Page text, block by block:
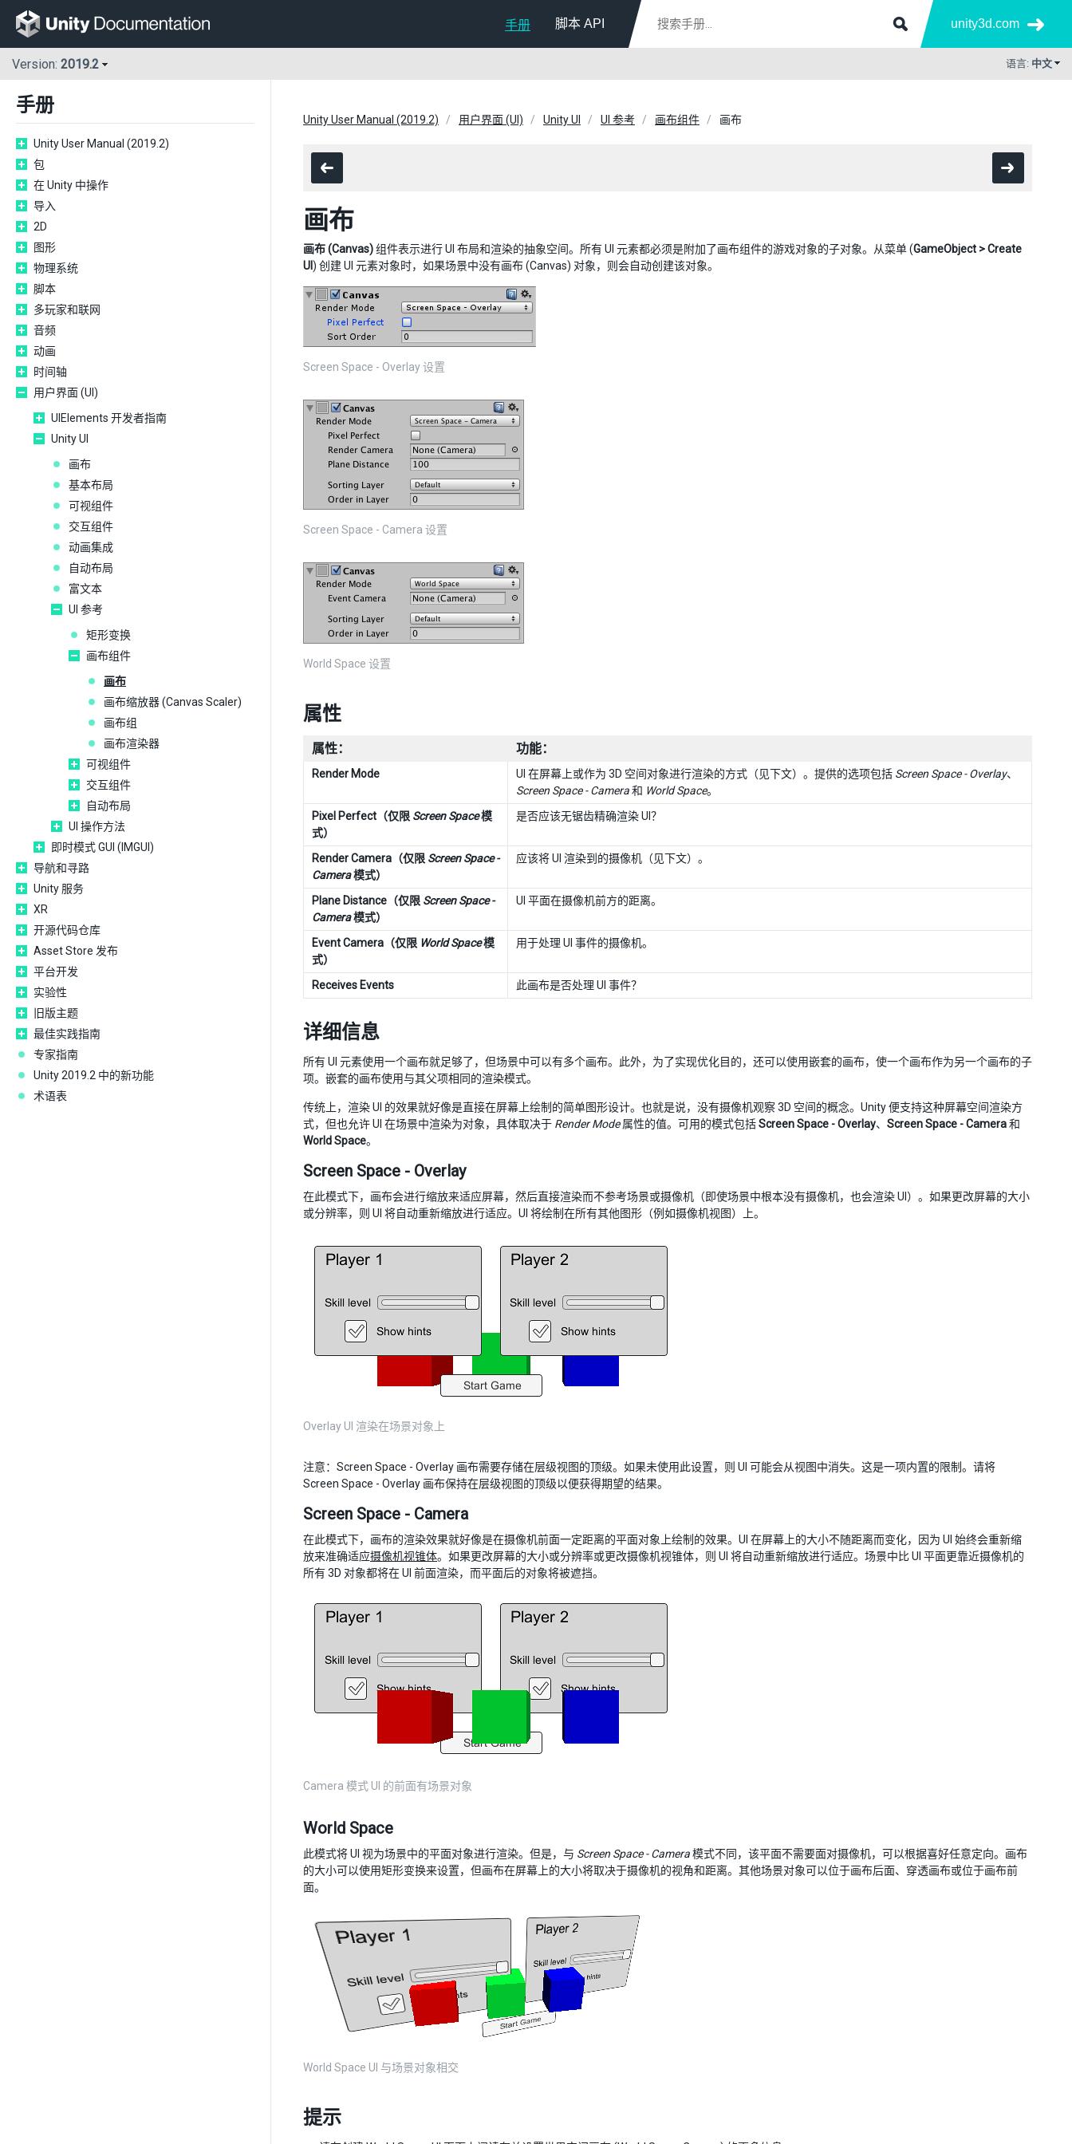
手册 脚本 API unity3d.com
Version: 2019.2 语言: 中文
手册
Unity User Manual (2019.2)
包
在 Unity 中操作
导入
2D
图形
物理系统
脚本
多玩家和联网
音频
动画
时间轴
用户界面 (UI)
UIElements 开发者指南
Unity UI
画布
基本布局
可视组件
交互组件
动画集成
自动布局
富文本
UI 参考
矩形变换
画布组件
画布
画布缩放器 (Canvas Scaler)
画布组
画布渲染器
可视组件
交互组件
自动布局
UI 操作方法
即时模式 GUI (IMGUI)
导航和寻路
Unity 服务
XR
开源代码仓库
Asset Store 发布
平台开发
实验性
旧版主题
最佳实践指南
专家指南
Unity 2019.2 中的新功能
术语表
Unity User Manual (2019.2) 用户界面 (UI) Unity UI UI 参考 画布组件 画布
画布
画布 (Canvas)组件表示进行 UI 布局和渲染的抽象空间。所有 UI 元素都必须是附加了画布组件的游戏对象的子对象。从菜单 (GameObject > Create
UI) 创建 UI 元素对象时，如果场景中没有画布 (Canvas) 对象，则会自动创建该对象。
Screen Space - Overlay 设置
Screen Space - Camera 设置
World Space 设置
属性
属性： 功能：
Render Mode UI 在屏幕上或作为 3D 空间对象进行渲染的方式（见下文）。提供的选项包括 Screen Space - Overlay、
Screen Space - Camera和 World Space。
Pixel Perfect（仅限 Screen Space模
式）
是否应该无锯齿精确渲染 UI？
Render Camera（仅限 Screen Space -
Camera模式）
应该将 UI 渲染到的摄像机（见下文）。
Plane Distance（仅限 Screen Space -
Camera模式）
UI 平面在摄像机前方的距离。
Event Camera（仅限 World Space模
式）
用于处理 UI 事件的摄像机。
Receives Events 此画布是否处理 UI 事件？
详细信息
所有 UI 元素使用一个画布就足够了，但场景中可以有多个画布。此外，为了实现优化目的，还可以使用嵌套的画布，使一个画布作为另一个画布的子
项。嵌套的画布使用与其父项相同的渲染模式。
传统上，渲染 UI 的效果就好像是直接在屏幕上绘制的简单图形设计。也就是说，没有摄像机观察 3D 空间的概念。Unity 便支持这种屏幕空间渲染方
式，但也允许 UI 在场景中渲染为对象，具体取决于 Render Mode属性的值。可用的模式包括Screen Space - Overlay、 Screen Space - Camera和
World Space。
Screen Space - Overlay
在此模式下，画布会进行缩放来适应屏幕，然后直接渲染而不参考场景或摄像机（即使场景中根本没有摄像机，也会渲染 UI）。如果更改屏幕的大小
或分辨率，则 UI 将自动重新缩放进行适应。UI 将绘制在所有其他图形（例如摄像机视图）上。
Overlay UI 渲染在场景对象上
注意：Screen Space - Overlay 画布需要存储在层级视图的顶级。如果未使用此设置，则 UI 可能会从视图中消失。这是一项内置的限制。请将
Screen Space - Overlay 画布保持在层级视图的顶级以便获得期望的结果。
Screen Space - Camera
在此模式下，画布的渲染效果就好像是在摄像机前面一定距离的平面对象上绘制的效果。UI 在屏幕上的大小不随距离而变化，因为 UI 始终会重新缩
放来准确适应摄像机视锥体。如果更改屏幕的大小或分辨率或更改摄像机视锥体，则 UI 将自动重新缩放进行适应。场景中比 UI 平面更靠近摄像机的
所有 3D 对象都将在 UI 前面渲染，而平面后的对象将被遮挡。
Camera 模式 UI 的前面有场景对象
World Space
此模式将 UI 视为场景中的平面对象进行渲染。但是，与 Screen Space - Camera模式不同，该平面不需要面对摄像机，可以根据喜好任意定向。画布
的大小可以使用矩形变换来设置，但画布在屏幕上的大小将取决于摄像机的视角和距离。其他场景对象可以位于画布后面、穿透画布或位于画布前
面。
World Space UI 与场景对象相交
提示